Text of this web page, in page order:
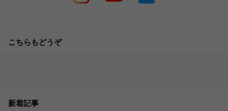
こちらもどうぞ
新着記事